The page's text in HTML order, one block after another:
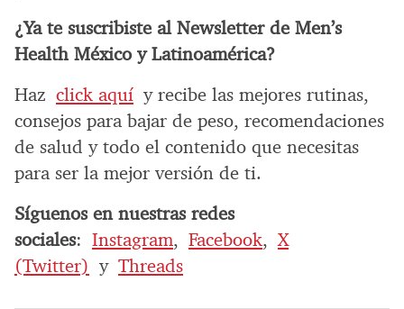
¿Ya te suscribiste al Newsletter de Men’s
Health México y Latinoamérica?
Haz click aquí y recibe las mejores rutinas,
consejos para bajar de peso, recomendaciones
de salud y todo el contenido que necesitas
para ser la mejor versión de ti.
Síguenos en nuestras redes
sociales: Instagram, Facebook,X
(Twitter) y Threads